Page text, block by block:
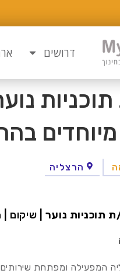
דרושים
הרצליה
תוכניות נוער | שיקום
המפעילה ומפתחת שירותים